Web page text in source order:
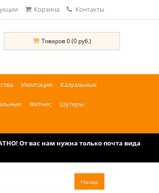
Корзина Контакты
Товаров 0 (0 руб.)
Имитация Казуальные
Фитнес Шутеры
От вас нам нужна только почта вида